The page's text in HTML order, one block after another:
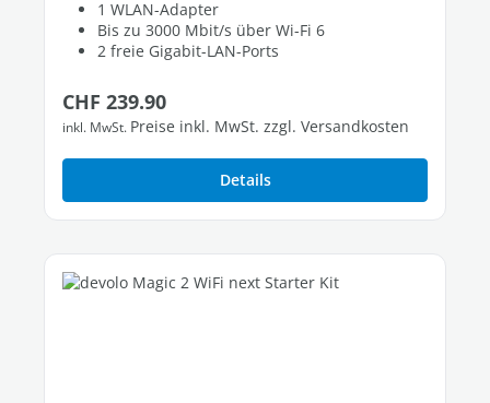
1 WLAN-Adapter
Bis zu 3000 Mbit/s über Wi-Fi 6
2 freie Gigabit-LAN-Ports
Regulärer Preis:
CHF 239.90
inkl. MwSt. Preise inkl. MwSt. zzgl. Versandkosten
Details